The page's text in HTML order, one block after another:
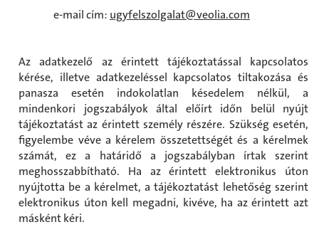
e-mail cím: ugyfelszolgalat@veolia.com
Az adatkezelő az érintett tájékoztatással kapcsolatos
kérése, illetve adatkezeléssel kapcsolatos tiltakozása és
panasza esetén indokolatlan késedelem nélkül, a
mindenkori jogszabályok által előírt időn belül nyújt
tájékoztatást az érintett személy részére. Szükség esetén,
figyelembe véve a kérelem összetettségét és a kérelmek
számát, ez a határidő a jogszabályban írtak szerint
meghosszabbítható. Ha az érintett elektronikus úton
nyújtotta be a kérelmet, a tájékoztatást lehetőség szerint
elektronikus úton kell megadni, kivéve, ha az érintett azt
másként kéri.